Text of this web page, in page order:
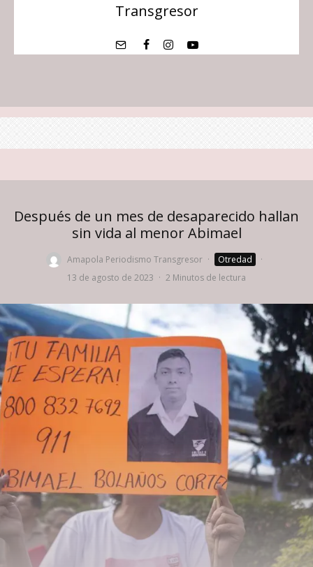
Transgresor
Después de un mes de desaparecido hallan
sin vida al menor Abimael
Amapola Periodismo Transgresor · Otredad
·
13 de agosto de 2023 · 2 Minutos de lectura